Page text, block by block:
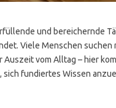
und bereichernde
Viele Menschen suchen
vom Alltag – hier
fundiertes Wissen